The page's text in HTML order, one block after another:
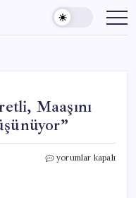
Maaşını
CHP’li
yorumlar kapalı